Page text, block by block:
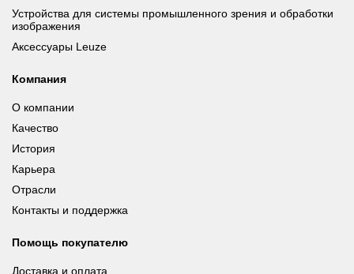
Устройства для системы промышленного зрения и обработки
изображения
Аксессуары Leuze
Компания
О компании
Качество
История
Карьера
Отрасли
Контакты и поддержка
Помощь покупателю
Доставка и оплата